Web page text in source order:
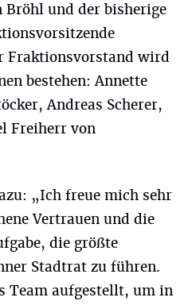
und der bisherige
Fraktionsvorstand wird
bestehen: Annette
Andreas Scherer,
Freiherr von
„Ich freue mich sehr
Vertrauen und die
die größte
Stadtrat zu führen.
Team aufgestellt, um in